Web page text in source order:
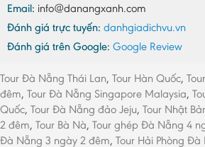
Email: info@danangxanh.com
Đánh giá trực tuyến: danhgiadichvu.vn
Đánh giá trên Google: Google Review
Tour Đà Nẵng Thái Lan, Tour Hàn Quốc,
đêm, Tour Đà Nẵng Singapore Malaysia,
Quốc, Tour Đà Nẵng đảo Jeju, Tour Nhật
2 đêm, Tour Bà Nà, Tour ghép Đà Nẵng 4
Đà Nẵng 3 ngày 2 đêm, Tour Hải Phòng Đà